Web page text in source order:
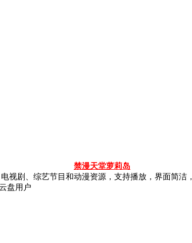
禁漫天堂萝莉岛
剧、综艺节目和动漫资源，支持播放，界面简洁
盘用户